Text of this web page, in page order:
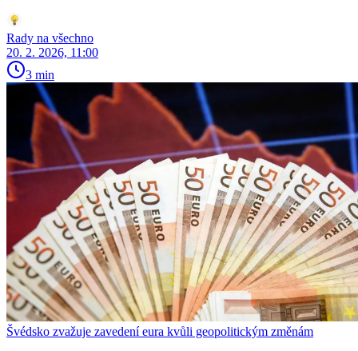
Rady na všechno
20. 2. 2026, 11:00
3 min
Švédsko zvažuje zavedení eura kvůli geopolitickým změnám